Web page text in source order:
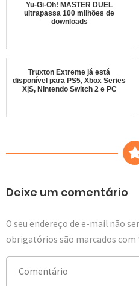
Yu-Gi-Oh! MASTER DUEL
ultrapassa 100 milhões de
downloads
Truxton Extreme já está
disponível para PS5, Xbox Series
X|S, Nintendo Switch 2 e PC
Deixe um comentário
O seu endereço de e-mail não
obrigatórios são marcados com